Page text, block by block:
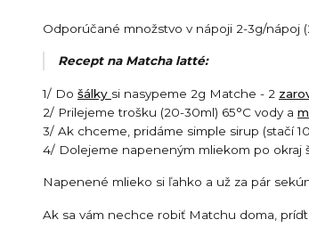
Odporúčané množstvo v nápoji 2-3g/nápoj
Recept na Matcha latté:
1/ Do šálky si nasypeme 2g Matche - 2
2/ Prilejeme trošku (20-30ml) 65°C vody a
3/ Ak chceme, pridáme simple sirup (stačí
4/ Dolejeme napeneným mliekom po okraj
Napenené mlieko si ľahko a už za pár
Ak sa vám nechce robiť Matchu doma,